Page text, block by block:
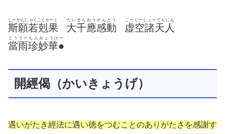
斯願若剋果
しーがんにゃくこくかーく
大千應感動
だいせんおうかんどう
虚空諸天人
こーくーしょーてんにん
當雨珍妙華●
とううーちんみょうけー
開經偈（かいきょうげ）
遇いがたき經法に遇い徳をつむことのありがたさを感謝す